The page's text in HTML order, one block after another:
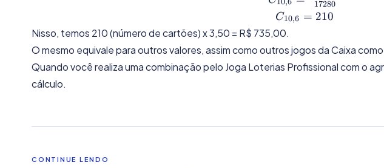
{720.24}
\frac{3628800}
{17280}
10,6 17280
C_{10,6}
= 210
C10,6 = 210
Nisso, temos 210 (número de cartões) x 3,50 = R$ 735,00.
O mesmo equivale para outros valores, assim como outros jogos da Caixa
Quando você realiza uma combinação pelo Joga Loterias Profissional com o
cálculo.
CONTINUE LENDO